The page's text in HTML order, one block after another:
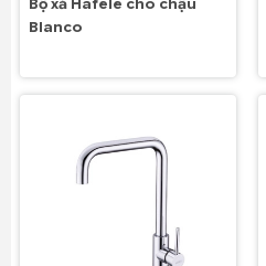
Bộ xả Hafele cho chậu
Blanco